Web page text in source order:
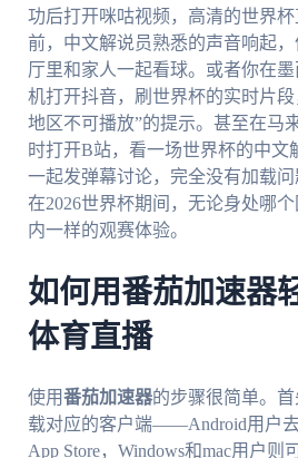
功后打开咪咕视频，高清的世界
前，中文解说员熟悉的声音响起
厅里和家人一起看球。或者你在
机打开抖音，刷世界杯的实时片
地区不可播放”的提示。甚至在马
时打开B站，看一场世界杯的中文
一起发弹幕讨论，完全没有加载问
在2026世界杯期间，无论身处哪
内一样的观赛体验。
如何用番茄加速器
体育直播
使用番茄加速器的步骤很简单。
载对应的客户端——Android用户
App Store，Windows和mac用户